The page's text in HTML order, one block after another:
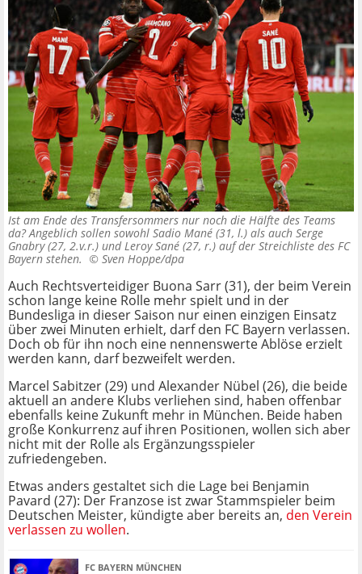
Ist am Ende des Transfersommers nur noch die Hälfte des Teams
da? Angeblich sollen sowohl Sadio Mané (31, l.) als auch Serge
Gnabry (27, 2.v.r.) und Leroy Sané (27, r.) auf der Streichliste des FC
Bayern stehen. © Sven Hoppe/dpa
Auch Rechtsverteidiger Buona Sarr (31), der beim Verein
schon lange keine Rolle mehr spielt und in der
Bundesliga in dieser Saison nur einen einzigen Einsatz
über zwei Minuten erhielt, darf den FC Bayern verlassen.
Doch ob für ihn noch eine nennenswerte Ablöse erzielt
werden kann, darf bezweifelt werden.
Marcel Sabitzer (29) und Alexander Nübel (26), die beide
aktuell an andere Klubs verliehen sind, haben offenbar
ebenfalls keine Zukunft mehr in München. Beide haben
große Konkurrenz auf ihren Positionen, wollen sich aber
nicht mit der Rolle als Ergänzungsspieler
zufriedengeben.
Etwas anders gestaltet sich die Lage bei Benjamin
Pavard (27): Der Franzose ist zwar Stammspieler beim
Deutschen Meister, kündigte aber bereits an, den Verein
verlassen zu wollen.
FC BAYERN MÜNCHEN